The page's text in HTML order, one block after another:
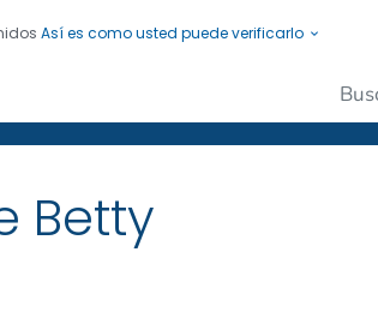
Así es como usted puede verificarlo
vidas. Protegemos a la gente.
Betty